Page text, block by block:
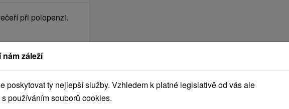
a odpočinkovou
nároku na lůžko
při polopenzi.
míst), která nabízí
Ve vinném salonu
Slovenska a
alkoholem
záleží
poskytovat ty nejlepší služby. Vzhledem k platné legislativě od vás ale
používáním souborů cookies.